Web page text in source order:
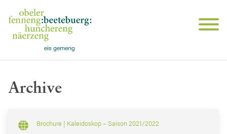
Archive
Brochure | Kaleidoskop – Saison 2021/2022